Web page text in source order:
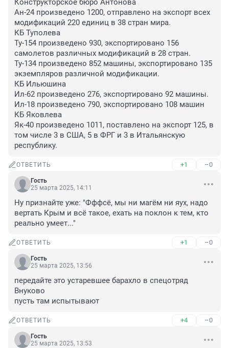
Конструкторское бюро Антонова
Ан-24 произведено 1200, отправлено на экспорт всех
модификаций 220 единиц в 38 стран мира.
КБ Туполева
Ту-154 произведено 930, экспортировано 156
самолетов различных модификаций в 28 стран.
Ту-134 произведено 852 машины, экспортировано 135
экземпляров различной модификации.
КБ Ильюшина
Ил-62 произведено 276, экспортировано 92 машины.
Ил-18 произведено 790, экспортировано 108 машин
КБ Яковлева
Як-40 произведено 1011, поставлено на экспорт 125, в
том числе 3 в США, 5 в ФРГ и 3 в Итальянскую
республику.
ОТВЕТИТЬ +1 –0
Гость
25 марта 2025, 14:11
Ну признайте уже: "Фффсё, мы ни магём ни яух, надо
вертать Крым и всё такое, ехать на поклон к тем, кто
реально умеет..."
ОТВЕТИТЬ +1 –0
Гость
25 марта 2025, 13:56
передайте это устаревшее барахло в спецотряд
Внуково
пусть там испытывают
ОТВЕТИТЬ +4 –0
Гость
25 марта 2025, 13:53